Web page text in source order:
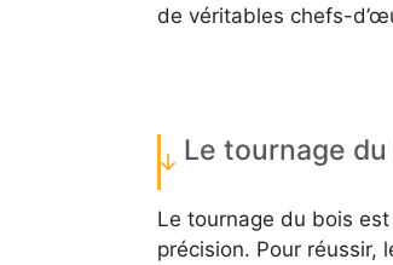
de véritables chefs-
Le tournage
Le tournage du bois
précision. Pour réussir,